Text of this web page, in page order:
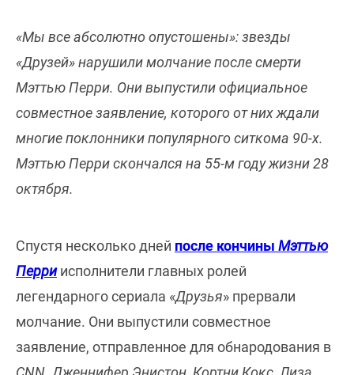
«Мы все абсолютно опустошены»: звезды
«Друзей» нарушили молчание после смерти
Мэттью Перри. Они выпустили официальное
совместное заявление, которого от них ждали
многие поклонники популярного ситкома 90-х.
Мэттью Перри скончался на 55-м году жизни 28
октября.
Спустя несколько дней после кончины Мэттью
Перриисполнители главных ролей
легендарного сериала «Друзья» прервали
молчание. Они выпустили совместное
заявление, отправленное для обнародования в